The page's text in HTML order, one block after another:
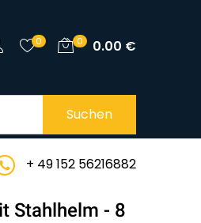
0 0 0.00 €
Suchen
+ 49 152 56216882
Stahlhelm - 8